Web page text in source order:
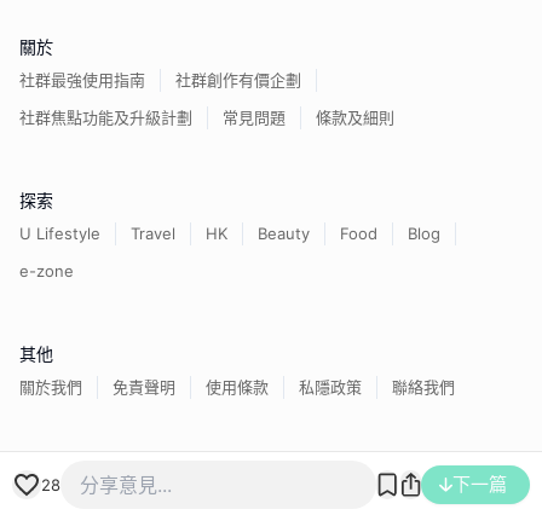
28 下一篇
關於
社群最強使用指南
社群創作有價企劃
社群焦點功能及升級計劃
常見問題 條款及細則
探索
U Lifestyle Travel HK Beauty Food
Blog
e-zone
其他
關於我們 免責聲明 使用條款 私隱政策 聯絡我們
香港經濟日報版權所有©